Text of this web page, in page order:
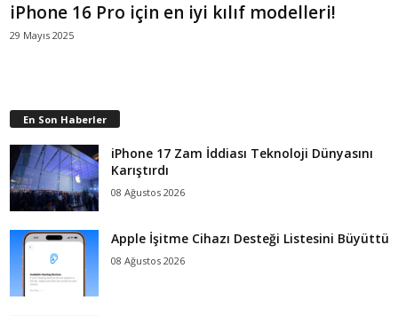
iPhone 16 Pro için en iyi kılıf modelleri!
29 Mayıs 2025
En Son Haberler
iPhone 17 Zam İddiası Teknoloji Dünyasını
Karıştırdı
08 Ağustos 2026
Apple İşitme Cihazı Desteği Listesini Büyüttü
08 Ağustos 2026